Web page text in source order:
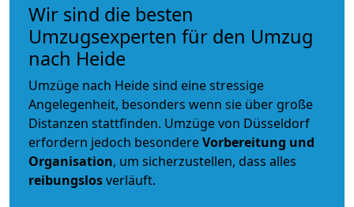
Wir sind die besten
Umzugsexperten für den Umzug
nach Heide
Umzüge nach Heide sind eine stressige
Angelegenheit, besonders wenn sie über große
Distanzen stattfinden. Umzüge von Düsseldorf
erfordern jedoch besondereVorbereitung und
Organisation, um sicherzustellen, dass alles
reibungslosverläuft.